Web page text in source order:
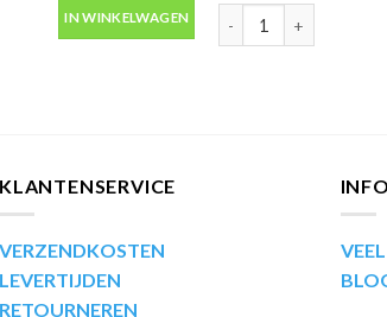
2 componenten -Motip 00083 aantal
IN WINKELWAGEN Metaal plamuur
KLANTENSERVICE
VERZENDKOSTEN
LEVERTIJDEN
RETOURNEREN